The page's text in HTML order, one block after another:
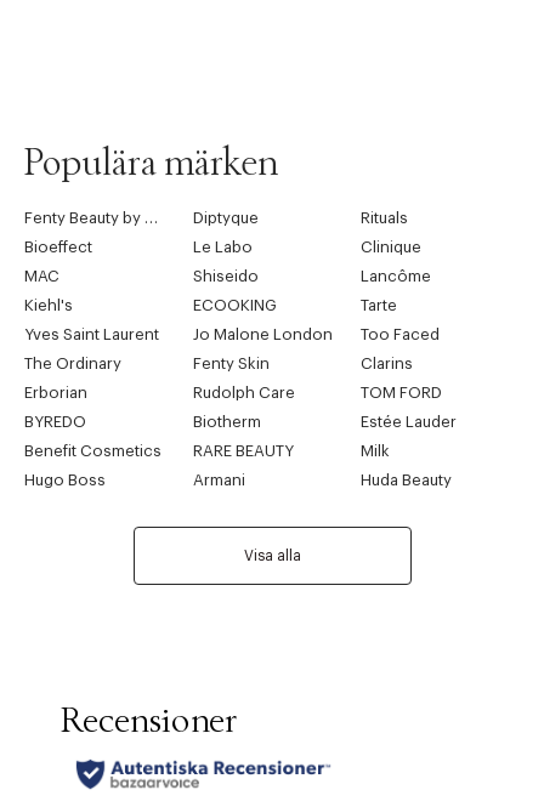
Populära märken
Diptyque
Rituals
Bioeffect
Le Labo
Clinique
MAC
Shiseido
Lancôme
Kiehl's
ECOOKING
Tarte
Yves Saint Laurent
Jo Malone London
Too Faced
The Ordinary
Fenty Skin
Clarins
Erborian
Rudolph Care
TOM FORD
BYREDO
Biotherm
Estée Lauder
Benefit Cosmetics
RARE BEAUTY
Milk
Hugo Boss
Armani Huda Beauty
Visa alla